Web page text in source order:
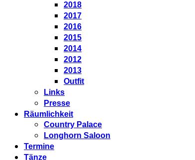
2018
2017
2016
2015
2014
2012
2013
Outfit
Links
Presse
Räumlichkeit
Country Palace
Longhorn Saloon
Termine
Tänze